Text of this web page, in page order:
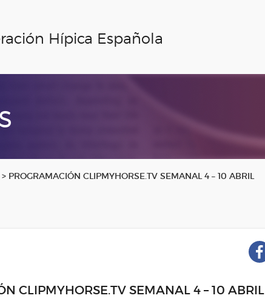
Hípica Española
> PROGRAMACIÓN CLIPMYHORSE.TV SEMANAL 4 – 10 ABRIL
CLIPMYHORSE.TV SEMANAL 4 – 10 ABRIL